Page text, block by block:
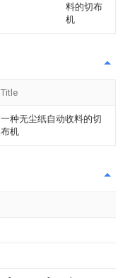
料的切布
机
Title
一种无尘纸自动收料的切
布机